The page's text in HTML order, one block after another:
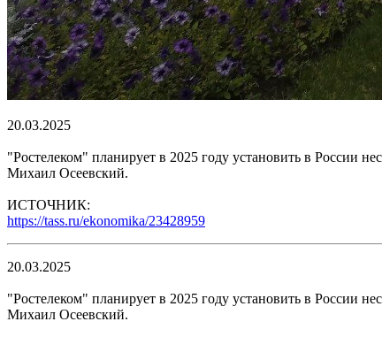
20.03.2025
"Ростелеком" планирует в 2025 году установить в России
Михаил Осеевский.
ИСТОЧНИК:
https://tass.ru/ekonomika/23428959
20.03.2025
"Ростелеком" планирует в 2025 году установить в России
Михаил Осеевский.